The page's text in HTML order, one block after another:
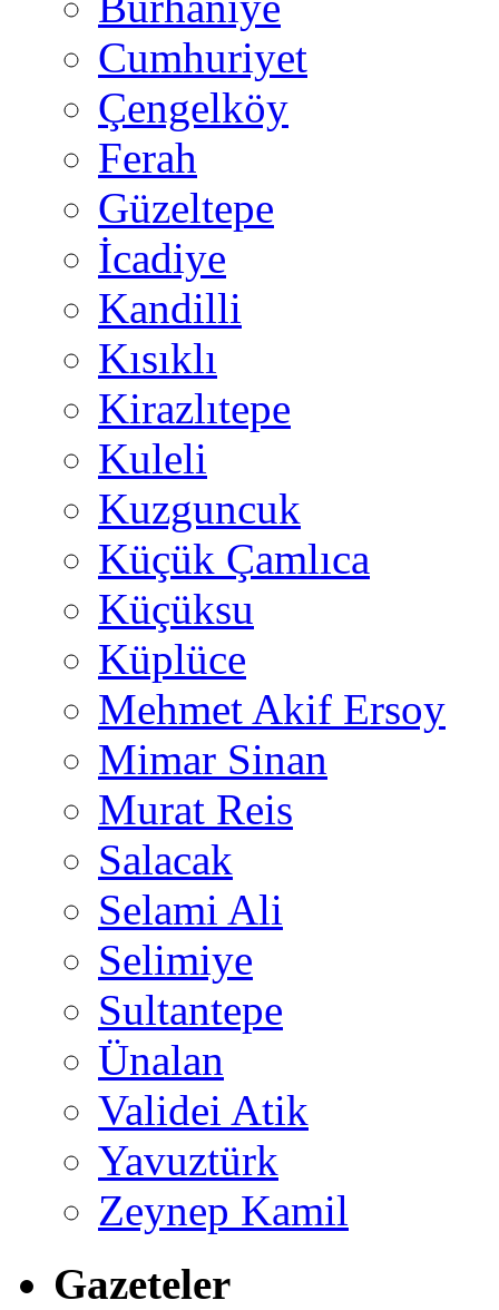
Cumhuriyet
Çengelköy
Ferah
Güzeltepe
İcadiye
Kandilli
Kısıklı
Kirazlıtepe
Kuleli
Kuzguncuk
Küçük Çamlıca
Küçüksu
Küplüce
Mehmet Akif Ersoy
Mimar Sinan
Murat Reis
Salacak
Selami Ali
Selimiye
Sultantepe
Ünalan
Validei Atik
Yavuztürk
Zeynep Kamil
Gazeteler